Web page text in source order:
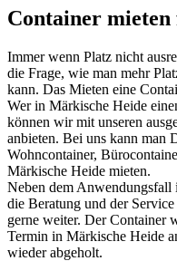
Container
Immer wenn Platz nicht
die Frage, wie man mehr
kann. Das Mieten eine
Wer in Märkische Heide
können wir mit unseren
anbieten. Bei uns kann man
Wohncontainer,
Märkische Heide mieten.
Neben dem Anwendungsfall
die Beratung und der
gerne weiter. Der Container
Termin in Märkische Heide
wieder abgeholt.